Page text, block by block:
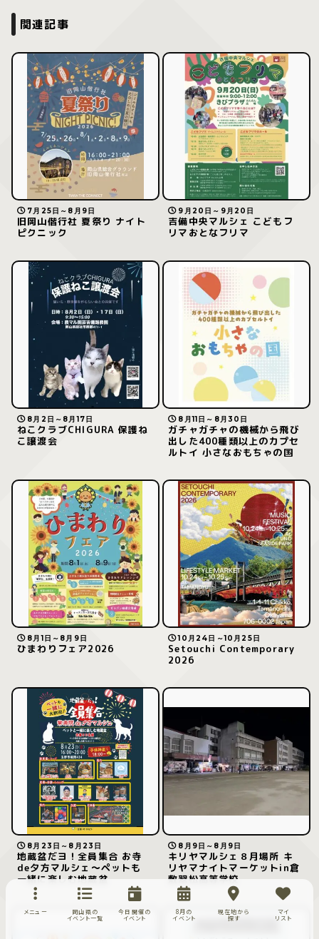
関連記事
7月25日～8月9日
旧岡山偕行社 夏祭り ナイト
ピクニック
9月20日～9月20日
吉備中央マルシェ こどもフ
リマおとなフリマ
8月2日～8月17日
ねこクラブCHIGURA 保護ね
こ譲渡会
8月11日～8月30日
ガチャガチャの機械から飛び
出した400種類以上のカプセ
ルトイ 小さなおもちゃの国
8月1日～8月9日
ひまわりフェア2026
10月24日～10月25日
Setouchi Contemporary
2026
8月23日～8月23日
地蔵盆だヨ！全員集合 お寺
de夕方マルシェ～ペットも
一緒に楽しむ地蔵盆
8月9日～8月9日
キリヤマルシェ８月場所 キ
リヤマナイトマーケットin倉
敷翠松高等学校
メニュー
岡山県の
イベント一覧
今日開催の
イベント
8月の
イベント
現在地から
探す
マイ
リスト